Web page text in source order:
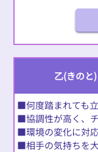
乙(きのと)
■何度踏まれても
■協調性が高く、
■環境の変化に対
■相手の気持ちを